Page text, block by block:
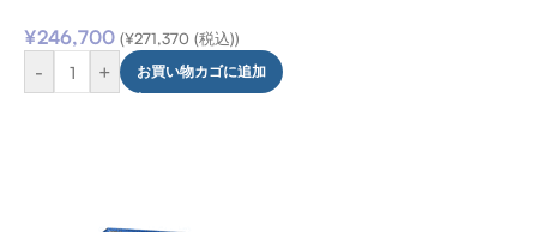
¥246,700 (¥271,370 (税込))
- + お買い物カゴに追加